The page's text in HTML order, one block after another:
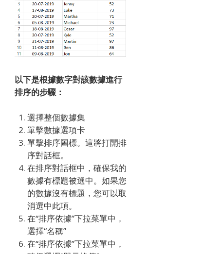
以下是根據數字對該數據進行
排序的步驟：
選擇整個數據集
單擊數據選項卡
單擊排序圖標。 這將打開排
序對話框。
在排序對話框中，確保我的
數據有標題被選中。 如果您
的數據沒有標題，您可以取
消選中此項。
在“排序依據”下拉菜單中，
選擇“名稱”
在“排序依據”下拉菜單中，